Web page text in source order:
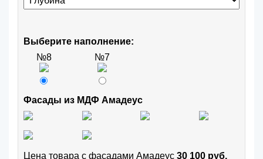
Выберите наполнение:
№8
№7
Фасады из МДФ Амадеус
Цена товара с фасадами Амадеус 30 100 руб.